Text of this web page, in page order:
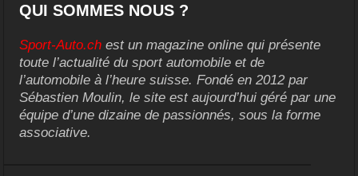
QUI SOMMES NOUS ?
Sport-Auto.ch est un magazine online qui présente
toute l’actualité du sport automobile et de
l’automobile à l’heure suisse. Fondé en 2012 par
Sébastien Moulin, le site est aujourd’hui géré par une
équipe d’une dizaine de passionnés, sous la forme
associative.